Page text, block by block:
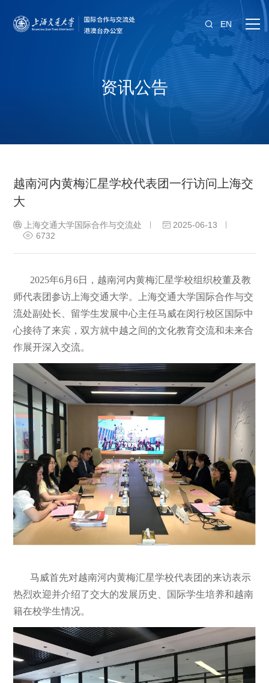
EN
资讯公告
越南河内黄梅汇星学校代表团一行访问上海交
大
上海交通大学国际合作与交流处
2025-06-13
6732
2025年6月6日 ，越南河内黄梅汇星学校组织校董及教
师代表团参访上海交通大学。
上海交通大学国际合作与交
流处副处长、留学生发展中心主任马威在闵行校区国际中
心接待了来宾，双方就中越之间的文化教育交流和未来合
作展开深入交流。
马威首先对越南河内黄梅汇星学校代表团的来访表示
热烈欢迎并介绍了交大的发展历史、国际学生培养和越南
籍在校学生情况。